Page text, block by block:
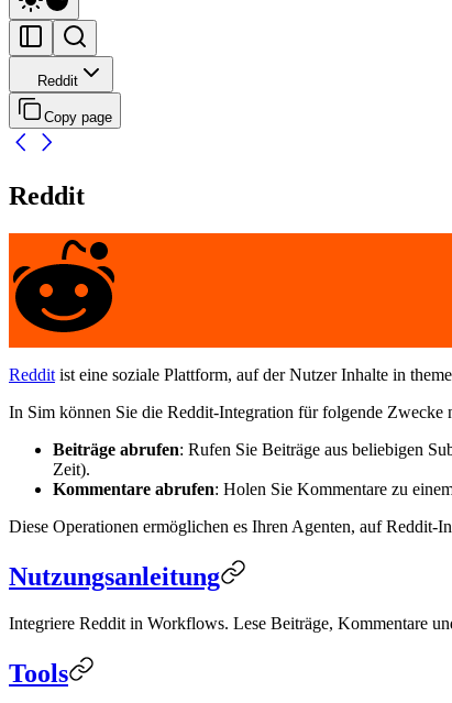
Reddit
Copy page
Reddit
Reddit ist eine soziale Plattform, auf der Nutzer Inhalte in
In Sim können Sie die Reddit-Integration für folgende Zwecke
Beiträge abrufen: Rufen Sie Beiträge aus beliebigen
Zeit).
Kommentare abrufen: Holen Sie Kommentare zu
Diese Operationen ermöglichen es Ihren Agenten, auf Reddit-
Nutzungsanleitung
Integriere Reddit in Workflows. Lese Beiträge, Kommentare
Tools